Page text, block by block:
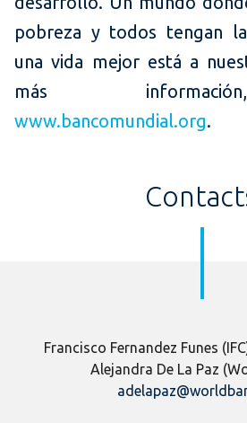
pobreza y todos tengan
una vida mejor está a
más
www.bancomundial.org.
Francisco Fernandez Funes
Alejandra De La Paz